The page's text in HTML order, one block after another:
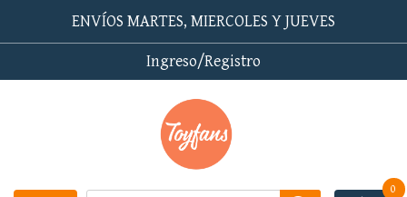
ENVÍOS MARTES, MIERCOLES Y JUEVES
Ingreso/Registro
0